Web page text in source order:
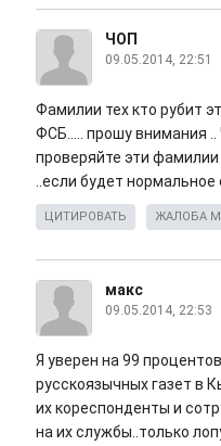
ЧОП
09.05.2014, 22:51
Фамилии тех кто рубит
ФСБ..... прошу внимания
проверяйте эти фамилии
..если будет
ЦИТИРОВАТЬ ЖАЛОБА
макс
09.05.2014, 22:53
Я уверен на 99
русскоязычных газет в
их кореспонденты и
на их службы..только